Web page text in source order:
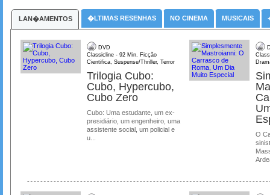
LAN�AMENTOS �LTIMAS RESENHAS NO CINEMA MUSICAIS
DVD
Classicline - 92 Min. Ficção
Cientifica, Suspense/Thriller, Terror
Trilogia Cubo:
Cubo, Hypercubo,
Cubo Zero
Cubo: Uma estudante, um ex-
presidiário, um engenheiro, uma
assistente social, um policial e
u...
O